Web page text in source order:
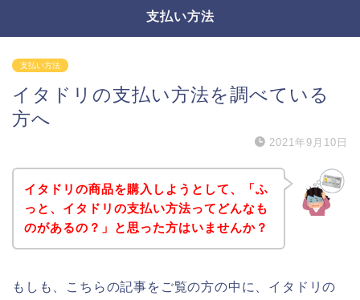
支払い方法
支払い方法
イタドリの支払い方法を調べている
方へ
2021年9月10日
イタドリの商品を購入しようとして、「ふ
っと、イタドリの支払い方法ってどんなも
のがあるの？」と思った方はいませんか？
もしも、こちらの記事をご覧の方の中に、イタドリの